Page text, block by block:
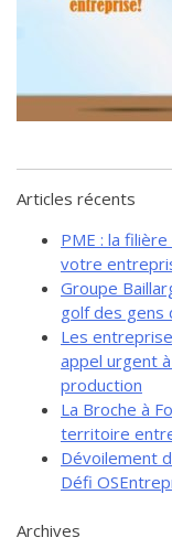
Articles récents
PME : la
votre
Groupe
golf des gens
Les
appel urgent
production
La Broche à
territoire
Dévoilement
Défi
Archives